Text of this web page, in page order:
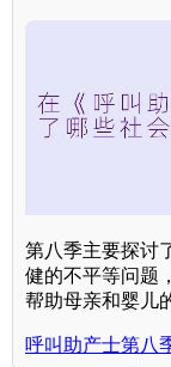
第八季主要探讨
健的不平等问题
帮助母亲和婴儿
呼叫助产士第八